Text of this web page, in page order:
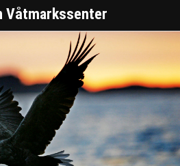
Våtmarkssenter